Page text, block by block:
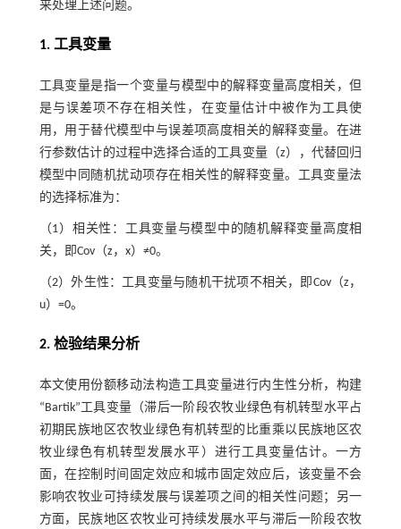
来处理上述问题。
1. 工具变量
工具变量是指一个变量与模型中的解释变量高度相关，但
是与误差项不存在相关性，在变量估计中被作为工具使
用，用于替代模型中与误差项高度相关的解释变量。在进
行参数估计的过程中选择合适的工具变量（z），代替回归
模型中同随机扰动项存在相关性的解释变量。工具变量法
的选择标准为：
（1）相关性：工具变量与模型中的随机解释变量高度相
关，即Cov（z，x）≠0。
（2）外生性：工具变量与随机干扰项不相关，即Cov（z，
u）=0。
2. 检验结果分析
本文使用份额移动法构造工具变量进行内生性分析，构建
“Bartik”工具变量（滞后一阶段农牧业绿色有机转型水平占
初期民族地区农牧业绿色有机转型的比重乘以民族地区农
牧业绿色有机转型发展水平）进行工具变量估计。一方
面，在控制时间固定效应和城市固定效应后，该变量不会
影响农牧业可持续发展与误差项之间的相关性问题；另一
方面，民族地区农牧业可持续发展水平与滞后一阶段农牧